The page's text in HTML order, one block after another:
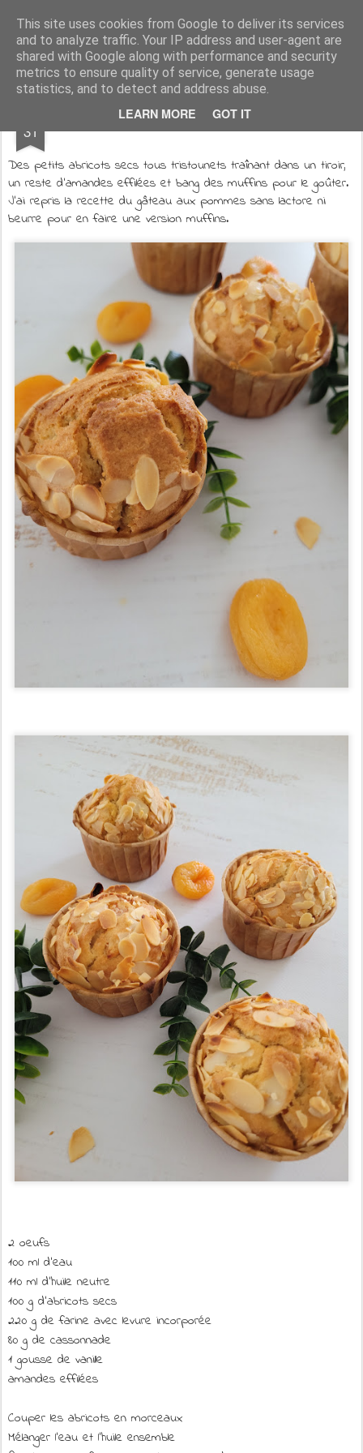
This site uses cookies from Google to deliver its services
and to analyze traffic. Your IP address and user-agent are
shared with Google along with performance and security
metrics to ensure quality of service, generate usage
statistics, and to detect and address abuse.
LEARN MORE GOT IT
Aux papilles by Virginie
31 Muffins sans lactose ni beurre
Des petits abricots secs tous tristounets traînant dans un tiroir,
un reste d'amandes effilées et bang des muffins pour le goûter.
J'ai repris la recette du gâteau aux pommes sans lactore ni
beurre pour en faire une version muffins.
2 oeufs
100 ml d'eau
110 ml d'huile neutre
100 g d'abricots secs
220 g de farine avec levure incorporée
80 g de cassonnade
1 gousse de vanille
amandes effilées
Couper les abricots en morceaux
Mélanger l'eau et l'huile ensemble